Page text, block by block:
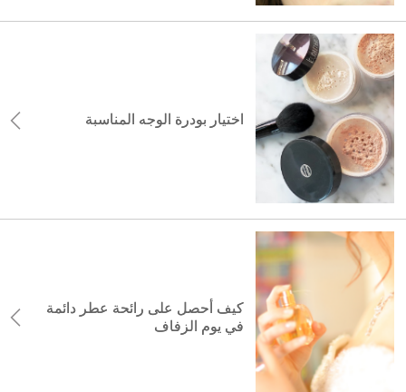
اختيار بودرة الوجه المناسبة
كيف أحصل على رائحة عطر دائمة
في يوم الزفاف